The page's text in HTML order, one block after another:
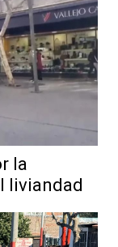
la
liviandad